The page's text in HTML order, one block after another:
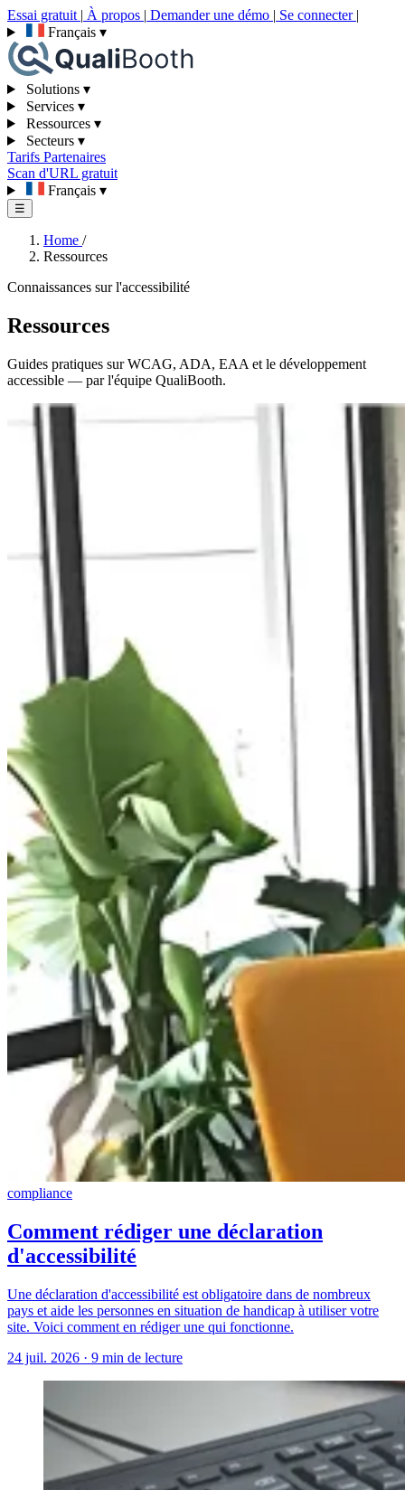
Essai gratuit | À propos | Demander une démo | Se connecter |
Français ▾
Solutions ▾
Services ▾
Ressources ▾
Secteurs ▾
Tarifs Partenaires
Scan d'URL gratuit
Français ▾
☰
Home /
Ressources
Connaissances sur l'accessibilité
Ressources
Guides pratiques sur WCAG, ADA, EAA et le développement
accessible — par l'équipe QualiBooth.
compliance
Comment rédiger une déclaration
d'accessibilité
Une déclaration d'accessibilité est obligatoire dans de nombreux
pays et aide les personnes en situation de handicap à utiliser votre
site. Voici comment en rédiger une qui fonctionne.
24 juil. 2026 · 9 min de lecture